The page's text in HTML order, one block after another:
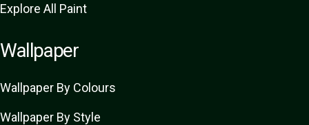
Explore All Paint
Wallpaper
Wallpaper By Colours
Wallpaper By Style